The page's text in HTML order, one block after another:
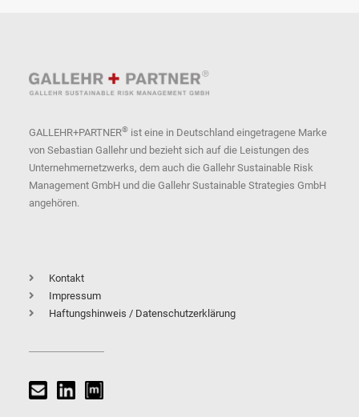
GALLEHR+PARTNER® ist eine in Deutschland eingetragene Marke
von Sebastian Gallehr und bezieht sich auf die Leistungen des
Unternehmernetzwerks, dem auch die Gallehr Sustainable Risk
Management GmbH und die Gallehr Sustainable Strategies GmbH
angehören.
Kontakt
Impressum
Haftungshinweis / Datenschutzerklärung